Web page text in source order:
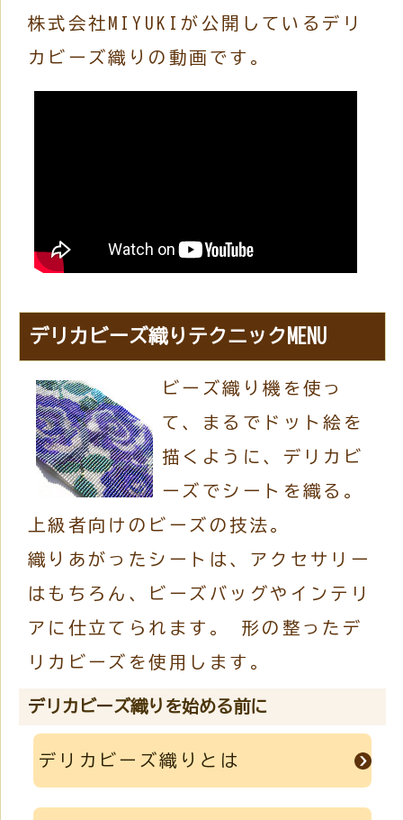
株式会社MIYUKIが公開しているデリ
カビーズ織りの動画です。
デリカビーズ織りテクニックMENU
ビーズ織り機を使っ
て、まるでドット絵を
描くように、デリカビ
ーズでシートを織る。
上級者向けのビーズの技法。
織りあがったシートは、アクセサリー
はもちろん、ビーズバッグやインテリ
アに仕立てられます。 形の整ったデ
リカビーズを使用します。
デリカビーズ織りを始める前に
デリカビーズ織りとは